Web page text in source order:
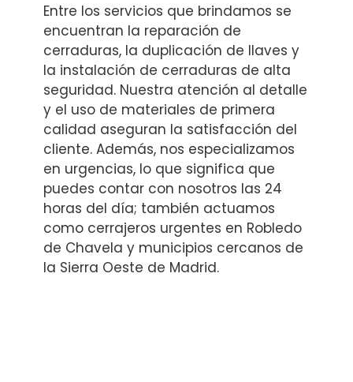
Entre los servicios que brindamos se
encuentran la reparación de
cerraduras, la duplicación de llaves y
la instalación de cerraduras de alta
seguridad. Nuestra atención al detalle
y el uso de materiales de primera
calidad aseguran la satisfacción del
cliente. Además, nos especializamos
en urgencias, lo que significa que
puedes contar con nosotros las 24
horas del día; también actuamos
como cerrajeros urgentes en Robledo
de Chavela y municipios cercanos de
la Sierra Oeste de Madrid.